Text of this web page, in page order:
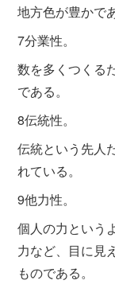
地方色が豊かで
7分業性。
数を多くつくる
である。
8伝統性。
伝統という先人
れている。
9他力性。
個人の力という
力など、目に見
ものである。